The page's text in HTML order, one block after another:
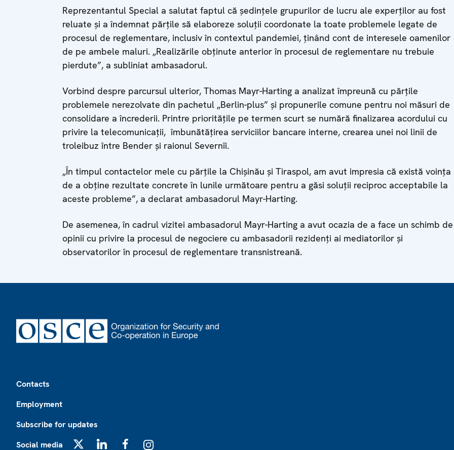
Reprezentantul Special a salutat faptul că ședințele grupurilor de lucru ale experților au fost
reluate și a îndemnat părțile să elaboreze soluții coordonate la toate problemele legate de
procesul de reglementare, inclusiv în contextul pandemiei, ținând cont de interesele oamenilor
de pe ambele maluri. „Realizările obținute anterior în procesul de reglementare nu trebuie
pierdute”, a subliniat ambasadorul.
Vorbind despre parcursul ulterior, Thomas Mayr-Harting a analizat împreună cu părțile
problemele nerezolvate din pachetul „Berlin-plus” și propunerile comune pentru noi măsuri de
consolidare a încrederii. Printre prioritățile pe termen scurt se numără finalizarea acordului cu
privire la telecomunicații, îmbunătățirea serviciilor bancare interne, crearea unei noi linii de
troleibuz între Bender și raionul Severnîi.
„În timpul contactelor mele cu părțile la Chișinău și Tiraspol, am avut impresia că există voința
de a obține rezultate concrete în lunile următoare pentru a găsi soluții reciproc acceptabile la
aceste probleme”, a declarat ambasadorul Mayr-Harting.
De asemenea, în cadrul vizitei ambasadorul Mayr-Harting a avut ocazia de a face un schimb de
opinii cu privire la procesul de negociere cu ambasadorii rezidenți ai mediatorilor și
observatorilor în procesul de reglementare transnistreană.
Contacts
Employment
Subscribe for updates
Social media